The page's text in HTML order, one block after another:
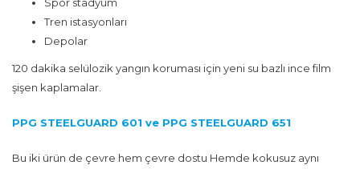
Tren istasyonları
Depolar
120 dakika selülozik yangın koruması için yeni su bazlı ince film
şişen kaplamalar.
PPG STEELGUARD 601 ve PPG STEELGUARD 651
Bu iki ürün de çevre hem çevre dostu Hemde kokusuz aynı